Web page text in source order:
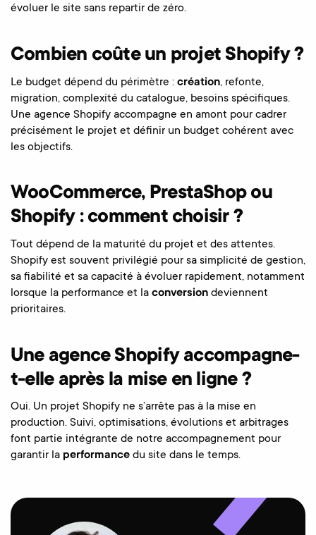
évoluer le site sans repartir de zéro.
Combien coûte un projet Shopify ?
Le budget dépend du périmètre : création, refonte,
migration, complexité du catalogue, besoins spécifiques.
Une agence Shopify accompagne en amont pour cadrer
précisément le projet et définir un budget cohérent avec
les objectifs.
WooCommerce, PrestaShop ou
Shopify : comment choisir ?
Tout dépend de la maturité du projet et des attentes.
Shopify est souvent privilégié pour sa simplicité de gestion,
sa fiabilité et sa capacité à évoluer rapidement, notamment
lorsque la performance et la conversion deviennent
prioritaires.
Une agence Shopify accompagne-
t-elle après la mise en ligne ?
Oui. Un projet Shopify ne s’arrête pas à la mise en
production. Suivi, optimisations, évolutions et arbitrages
font partie intégrante de notre accompagnement pour
garantir la performance du site dans le temps.